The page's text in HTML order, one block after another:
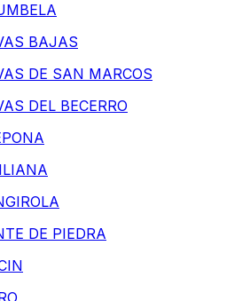
BAJAS
DE SAN MARCOS
DEL BECERRO
DE PIEDRA